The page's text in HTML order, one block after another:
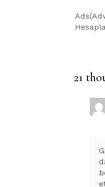
Yazı
21